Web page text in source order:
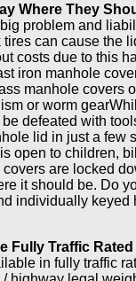
Where They
problem and
can cause the
costs due to this
iron manhole
manhole covers
or worm
defeated with
lid in just a few
open to children,
are locked
it should be. Do
individually
Fully Traffic Rated
in fully traffic